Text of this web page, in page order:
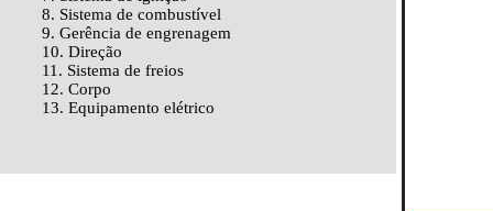
8. Sistema de combustível
9. Gerência de engrenagem
10. Direção
11. Sistema de freios
12. Corpo
13. Equipamento elétrico